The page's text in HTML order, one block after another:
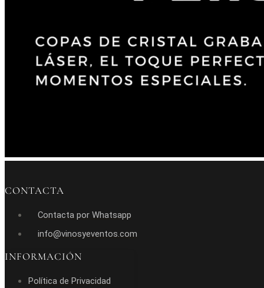
CONTACTA
Contacta por Whatsapp
info@vinosyeventos.com
INFORMACIÓN
Política de Privacidad